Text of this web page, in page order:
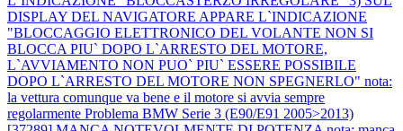
DISPLAY DEL NAVIGATORE APPARE L`INDICAZIONE
"BLOCCAGGIO ELETTRONICO DEL VOLANTE NON SI
BLOCCA PIU` DOPO L`ARRESTO DEL MOTORE,
L`AVVIAMENTO NON PUO` PIU` ESSERE POSSIBILE
DOPO L`ARRESTO DEL MOTORE NON SPEGNERLO" nota:
la vettura comunque va bene e il motore si avvia sempre
regolarmente Problema BMW Serie 3 (E90/E91 2005>2013)